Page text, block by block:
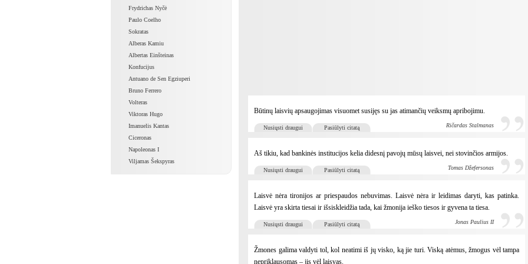
Frydrichas Nyčė
Paulo Coelho
Sokratas
Alberas Kamiu
Albertas Einšteinas
Konfucijus
Antuano de Sen Egziuperi
Bruno Ferrero
Volteras
Viktoras Hugo
Imanuelis Kantas
Ciceronas
Napoleonas I
Viljamas Šekspyras
Būtinų laisvių apsaugojimas visuomet susijęs su jas atimančių veiksmų apribojimu.
Nusiųsti draugui Pasiūlyti citatą Ričardas Stalmanas
Aš tikiu, kad bankinės institucijos kelia didesnį pavojų mūsų laisvei, nei stovinčios armijos.
Nusiųsti draugui Pasiūlyti citatą Tomas Džefersonas
Laisvė nėra tironijos ar priespaudos nebuvimas. Laisvė nėra ir leidimas daryti, kas patinka.
Laisvė yra skirta tiesai ir išsiskleidžia tada, kai žmonija ieško tiesos ir gyvena ta tiesa.
Nusiųsti draugui Pasiūlyti citatą Jonas Paulius II
Žmones galima valdyti tol, kol neatimi iš jų visko, ką jie turi. Viską atėmus, žmogus vėl tampa
nepriklausomas – jis vėl laisvas.